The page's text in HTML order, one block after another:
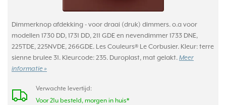
Dimmerknop afdekking - voor draai (druk) dimmers. o.a voor
modellen 1730 DD, 1731 DD, 211 GDE en nevendimmer 1733 DNE,
225TDE, 225NVDE, 266GDE. Les Couleurs® Le Corbusier. Kleur: terre
sienne brulee 31. Kleurcode: 235. Duroplast, mat gelakt. Meer
informatie »
Verwachte levertijd:
Voor 21u besteld, morgen in huis*